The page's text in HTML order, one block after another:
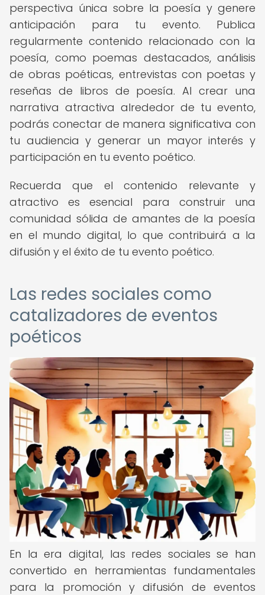
perspectiva única sobre la poesía y genere
anticipación para tu evento. Publica
regularmente contenido relacionado con la
poesía, como poemas destacados, análisis
de obras poéticas, entrevistas con poetas y
reseñas de libros de poesía. Al crear una
narrativa atractiva alrededor de tu evento,
podrás conectar de manera significativa con
tu audiencia y generar un mayor interés y
participación en tu evento poético.
Recuerda que el contenido relevante y
atractivo es esencial para construir una
comunidad sólida de amantes de la poesía
en el mundo digital, lo que contribuirá a la
difusión y el éxito de tu evento poético.
Las redes sociales como
catalizadores de eventos
poéticos
En la era digital, las redes sociales se han
convertido en herramientas fundamentales
para la promoción y difusión de eventos